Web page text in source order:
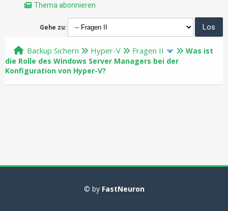
Thema abonnieren
Gehe zu:
Backup Sichern Hyper-V Fragen II
Was ist
die Rolle des Windows Server Managers bei der
Konfiguration von Hyper-V?
© by FastNeuron